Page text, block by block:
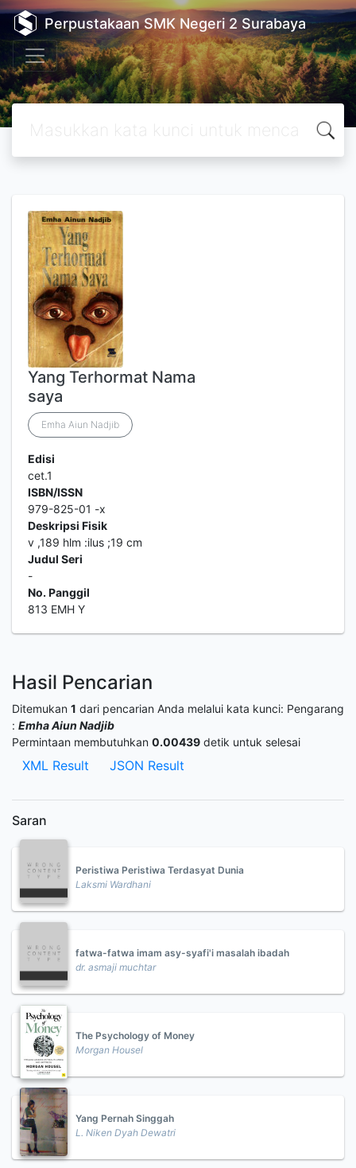
Perpustakaan SMK Negeri 2 Surabaya
Yang Terhormat Nama
saya
Emha Aiun Nadjib
Edisi
cet.1
ISBN/ISSN
979-825-01 -x
Deskripsi Fisik
v ,189 hlm :ilus ;19 cm
Judul Seri
-
No. Panggil
813 EMH Y
Hasil Pencarian
Ditemukan 1 dari pencarian Anda melalui kata kunci: Pengarang
: Emha Aiun Nadjib
Permintaan membutuhkan 0.00439 detik untuk selesai
XML Result JSON Result
Saran
Peristiwa Peristiwa Terdasyat Dunia
Laksmi Wardhani
fatwa-fatwa imam asy-syafi'i masalah ibadah
dr. asmaji muchtar
The Psychology of Money
Morgan Housel
Yang Pernah Singgah
L. Niken Dyah Dewatri